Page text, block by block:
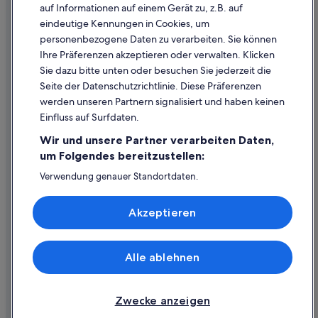
Neunkirchen Hotels
Hütten in Neunkirchen
Private Ferienhäuser in Neunkirchen
Wohnungen in Neunkirchen
Günstige in Pottschach
Private Ferienhäuser in Pottschach
Villen in Pottschach
Motels in Prigglitz
Safarizelte in Prigglitz
Wohnungen in Prigglitz
Rothengrub Hotels
B&B in Sankt Egyden am Steinfeld
Rechtliche Hinweise/Kontakt
Inhaltsrichtlinien und Melden von Inhalten
Hilfe
Hilfe
Rückerstattungsprozess und Zeitrahmen
Buchen Sie einen Flug mit einer Gutschrift bei der Fluggesellschaft
Internationale Reisedokumente
© 2026 Expedia, Inc., ein Unternehmen der Expedia Group. Alle Rechte
vorbehalten. Expedia und das Expedia-Logo sind Handelsmarken oder
auf Informationen auf einem Gerät zu, z.B. auf
eindeutige Kennungen in Cookies, um
personenbezogene Daten zu verarbeiten. Sie können
Ihre Präferenzen akzeptieren oder verwalten. Klicken
Sie dazu bitte unten oder besuchen Sie jederzeit die
Seite der Datenschutzrichtlinie. Diese Präferenzen
werden unseren Partnern signalisiert und haben keinen
Einfluss auf Surfdaten.
Wir und unsere Partner verarbeiten Daten,
um Folgendes bereitzustellen:
Verwendung genauer Standortdaten.
Speichern von oder Zugriff auf Informationen auf einem
Endgerät. Personalisierte Werbung und Inhalte, Messung
von Werbeleistung und der Performance von Inhalten,
Liste der Partner (Lieferanten)
Zwecke anzeigen
Alle ablehnen
Akzeptieren